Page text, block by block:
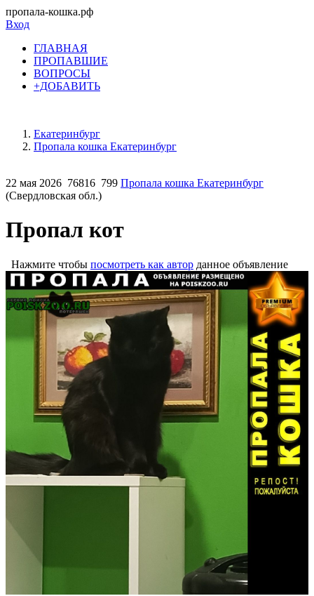
пропала-кошка.рф
Вход
ГЛАВНАЯ
ПРОПАВШИЕ
ВОПРОСЫ
+ДОБАВИТЬ
Екатеринбург
Пропала кошка Екатеринбург
22 мая 2026 76816 799 Пропала кошка Екатеринбург
(Свердловская обл.)
Пропал кот
Нажмите чтобы посмотреть как автор данное объявление